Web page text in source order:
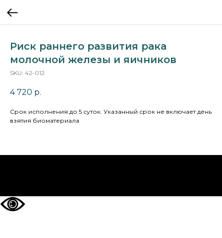
Риск раннего развития рака
молочной железы и яичников
SKU: 42-012
4 720 р.
Cрок исполнения:до 5 суток. Указанный срок не включает день
взятия биоматериала